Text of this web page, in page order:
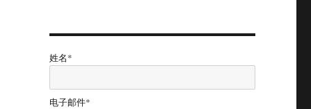
姓名*
电子邮件*